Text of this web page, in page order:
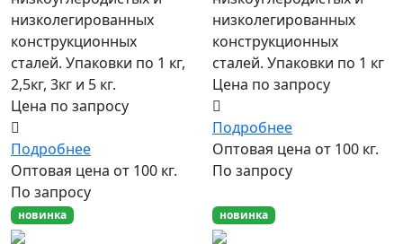
низколегированных
конструкционных
сталей. Упаковки по 1 кг,
2,5кг, 3кг и 5 кг.
Цена по запросу
Подробнее
Оптовая цена от 100 кг.
По запросу
низколегированных
конструкционных
сталей. Упаковки по 1 кг
Цена по запросу
Подробнее
Оптовая цена от 100 кг.
По запросу
новинка новинка